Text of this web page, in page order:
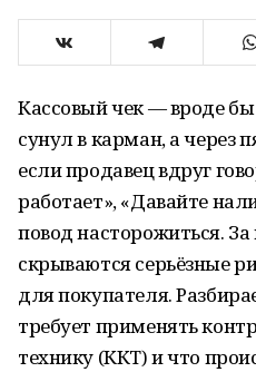
Кассовый чек — вроде
сунул в карман, а через
если продавец вдруг
работает», «Давайте
повод насторожиться.
скрываются серьёзные
для покупателя.
требует применять
технику (ККТ) и что